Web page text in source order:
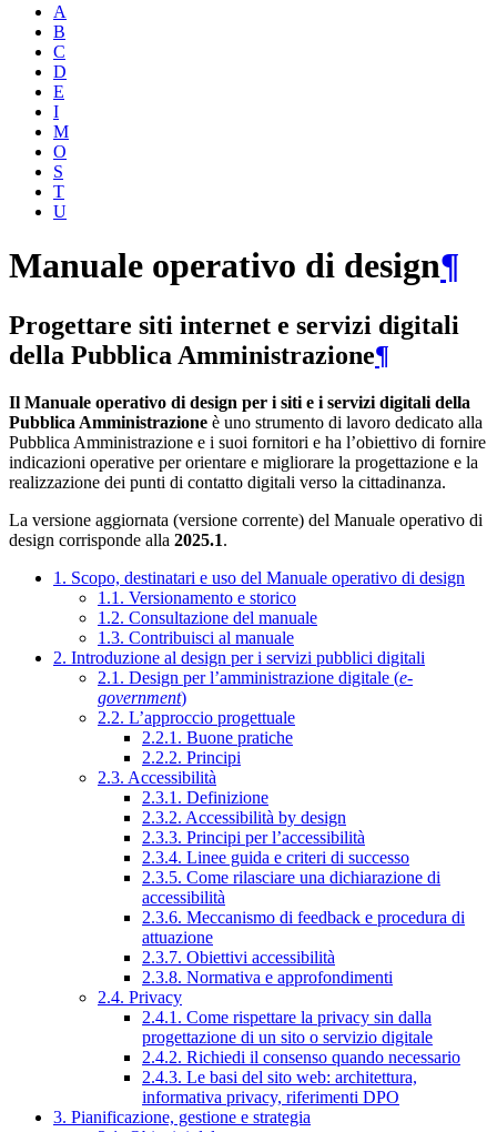
A
B
C
D
E
I
M
O
S
T
U
Manuale operativo di design¶
Progettare siti internet e servizi digitali
della Pubblica Amministrazione¶
Il Manuale operativo di design per i siti e i servizi digitali della
Pubblica Amministrazione è uno strumento di lavoro dedicato alla
Pubblica Amministrazione e i suoi fornitori e ha l’obiettivo di fornire
indicazioni operative per orientare e migliorare la progettazione e la
realizzazione dei punti di contatto digitali verso la cittadinanza.
La versione aggiornata (versione corrente) del Manuale operativo di
design corrisponde alla 2025.1.
1. Scopo, destinatari e uso del Manuale operativo di design
1.1. Versionamento e storico
1.2. Consultazione del manuale
1.3. Contribuisci al manuale
2. Introduzione al design per i servizi pubblici digitali
2.1. Design per l’amministrazione digitale (e-
government)
2.2. L’approccio progettuale
2.2.1. Buone pratiche
2.2.2. Principi
2.3. Accessibilità
2.3.1. Definizione
2.3.2. Accessibilità by design
2.3.3. Principi per l’accessibilità
2.3.4. Linee guida e criteri di successo
2.3.5. Come rilasciare una dichiarazione di
accessibilità
2.3.6. Meccanismo di feedback e procedura di
attuazione
2.3.7. Obiettivi accessibilità
2.3.8. Normativa e approfondimenti
2.4. Privacy
2.4.1. Come rispettare la privacy sin dalla
progettazione di un sito o servizio digitale
2.4.2. Richiedi il consenso quando necessario
2.4.3. Le basi del sito web: architettura,
informativa privacy, riferimenti DPO
3. Pianificazione, gestione e strategia